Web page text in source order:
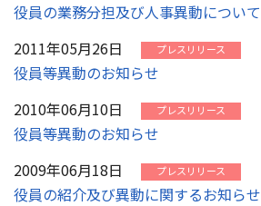
役員の業務分担及び人事異動について
2011年05月26日
プレスリリース
役員等異動のお知らせ
2010年06月10日
プレスリリース
役員等異動のお知らせ
2009年06月18日
プレスリリース
役員の紹介及び異動に関するお知らせ